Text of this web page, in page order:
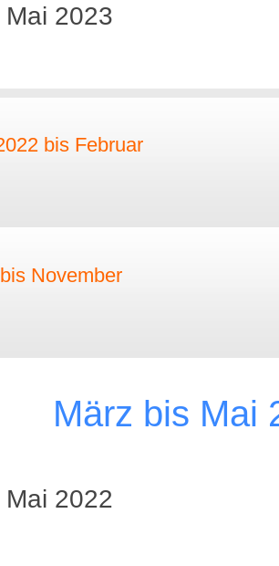
Mai 2023
bis Februar
November
März bis Mai
Mai 2022